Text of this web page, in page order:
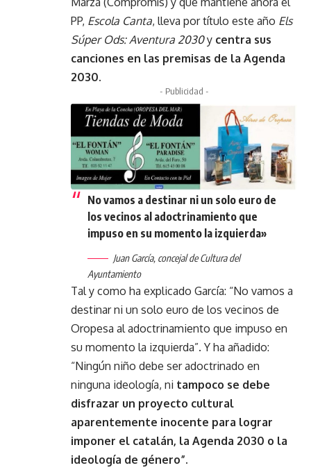
PP, Escola Canta, lleva por título este año Els
Súper Ods: Aventura 2030y centra sus
canciones en las premisas de la Agenda
2030.
- Publicidad -
No vamos a destinar ni un solo euro de
los vecinos al adoctrinamiento que
impuso en su momento la izquierda»
Juan García, concejal de Cultura del
Ayuntamiento
Tal y como ha explicado García: “No vamos a
destinar ni un solo euro de los vecinos de
Oropesa al adoctrinamiento que impuso en
su momento la izquierda”. Y ha añadido:
“Ningún niño debe ser adoctrinado en
ninguna ideología, ni tampoco se debe
disfrazar un proyecto cultural
aparentemente inocente para lograr
imponer el catalán, la Agenda 2030 o la
ideología de género”.